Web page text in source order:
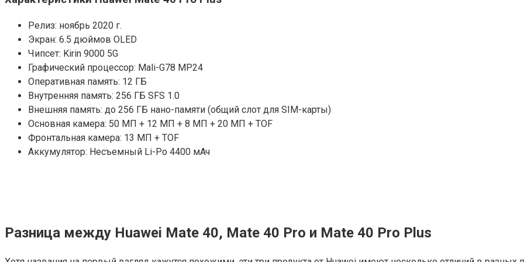
Релиз: ноябрь 2020 г.
Экран: 6.5 дюймов OLED
Чипсет: Kirin 9000 5G
Графический процессор: Mali-G78 MP24
Оперативная память: 12 ГБ
Внутренняя память: 256 ГБ SFS 1.0
Внешняя память: до 256 ГБ нано-памяти (общий слот для SIM-карты)
Основная камера: 50 МП + 12 МП + 8 МП + 20 МП + TOF
Фронтальная камера: 13 МП + TOF
Аккумулятор: Несъемный Li-Po 4400 мАч
Разница между Huawei Mate 40, Mate 40 Pro и Mate 40 Pro Plus